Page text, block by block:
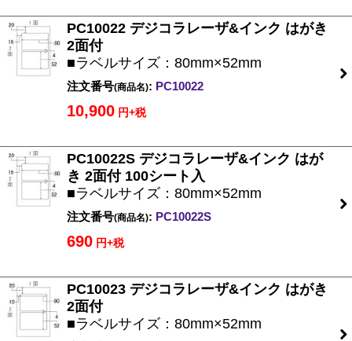
PC10022 デジコラレーザ&インク はがき
2面付
■ラベルサイズ：80mm×52mm
注文番号(商品名): PC10022
10,900 円+税
PC10022S デジコラレーザ&インク はが
き 2面付 100シート入
■ラベルサイズ：80mm×52mm
注文番号(商品名): PC10022S
690 円+税
PC10023 デジコラレーザ&インク はがき
2面付
■ラベルサイズ：80mm×52mm